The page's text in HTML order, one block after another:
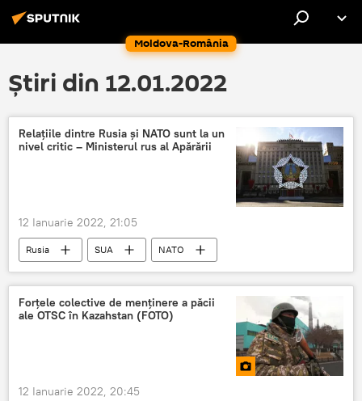
Moldova-România
Știri din 12.01.2022
Relațiile dintre Rusia și NATO sunt la un
nivel critic – Ministerul rus al Apărării
12 Ianuarie 2022, 21:05
Rusia SUA
NATO
Ministerul Apărării al Federației Ruse
Ministerul rus al Apărării
Rusia
Forțele colective de menținere a păcii
ale OTSC în Kazahstan (FOTO)
12 Ianuarie 2022, 20:45